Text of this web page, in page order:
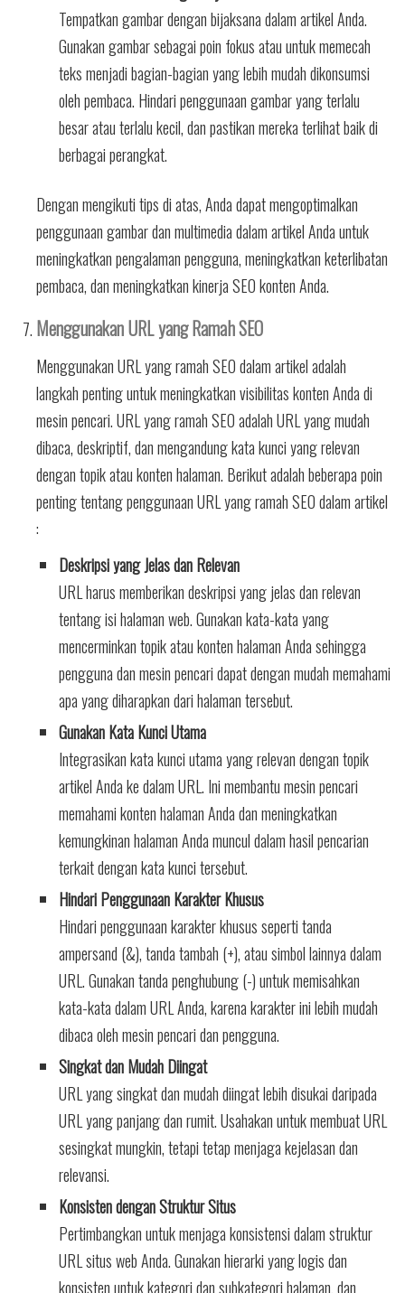
Tempatkan gambar dengan bijaksana dalam artikel Anda.
Gunakan gambar sebagai poin fokus atau untuk memecah
teks menjadi bagian-bagian yang lebih mudah dikonsumsi
oleh pembaca. Hindari penggunaan gambar yang terlalu
besar atau terlalu kecil, dan pastikan mereka terlihat baik di
berbagai perangkat.
Dengan mengikuti tips di atas, Anda dapat mengoptimalkan
penggunaan gambar dan multimedia dalam artikel Anda untuk
meningkatkan pengalaman pengguna, meningkatkan keterlibatan
pembaca, dan meningkatkan kinerja SEO konten Anda.
Menggunakan URL yang Ramah SEO
Menggunakan URL yang ramah SEO dalam artikel adalah
langkah penting untuk meningkatkan visibilitas konten Anda di
mesin pencari. URL yang ramah SEO adalah URL yang mudah
dibaca, deskriptif, dan mengandung kata kunci yang relevan
dengan topik atau konten halaman. Berikut adalah beberapa poin
penting tentang penggunaan URL yang ramah SEO dalam artikel
:
Deskripsi yang Jelas dan Relevan
URL harus memberikan deskripsi yang jelas dan relevan
tentang isi halaman web. Gunakan kata-kata yang
mencerminkan topik atau konten halaman Anda sehingga
pengguna dan mesin pencari dapat dengan mudah memahami
apa yang diharapkan dari halaman tersebut.
Gunakan Kata Kunci Utama
Integrasikan kata kunci utama yang relevan dengan topik
artikel Anda ke dalam URL. Ini membantu mesin pencari
memahami konten halaman Anda dan meningkatkan
kemungkinan halaman Anda muncul dalam hasil pencarian
terkait dengan kata kunci tersebut.
Hindari Penggunaan Karakter Khusus
Hindari penggunaan karakter khusus seperti tanda
ampersand (&), tanda tambah (+), atau simbol lainnya dalam
URL. Gunakan tanda penghubung (-) untuk memisahkan
kata-kata dalam URL Anda, karena karakter ini lebih mudah
dibaca oleh mesin pencari dan pengguna.
Singkat dan Mudah Diingat
URL yang singkat dan mudah diingat lebih disukai daripada
URL yang panjang dan rumit. Usahakan untuk membuat URL
sesingkat mungkin, tetapi tetap menjaga kejelasan dan
relevansi.
Konsisten dengan Struktur Situs
Pertimbangkan untuk menjaga konsistensi dalam struktur
URL situs web Anda. Gunakan hierarki yang logis dan
konsisten untuk kategori dan subkategori halaman, dan